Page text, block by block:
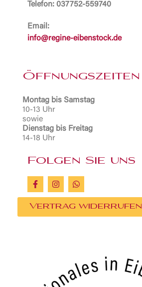
Telefon: 037752-559740
Email:
info@regine-eibenstock.de
Öffnungszeiten
Montag bis Samstag
10-13 Uhr
sowie
Dienstag bis Freitag
14-18 Uhr
Folgen Sie uns
Vertrag widerrufen